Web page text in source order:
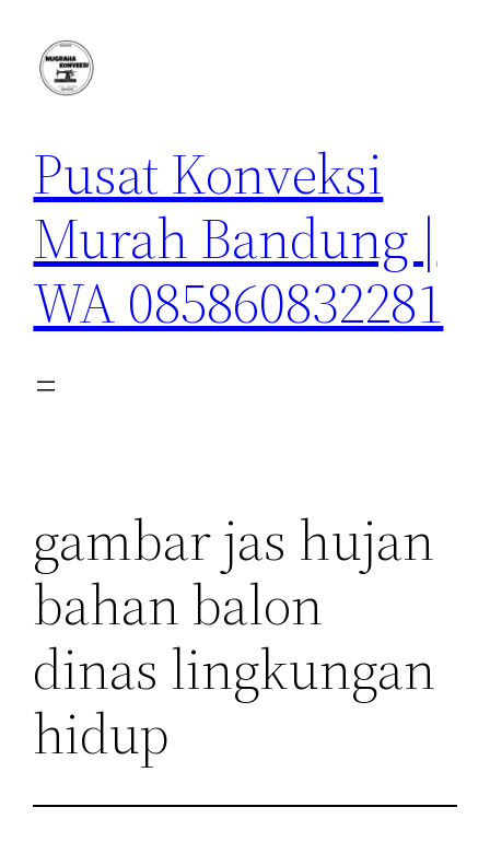
konten
Pusat Konveksi
Murah Bandung |
WA 085860832281
gambar jas hujan
bahan balon
dinas lingkungan
hidup